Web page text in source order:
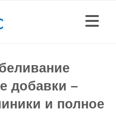
добавки –
и полное